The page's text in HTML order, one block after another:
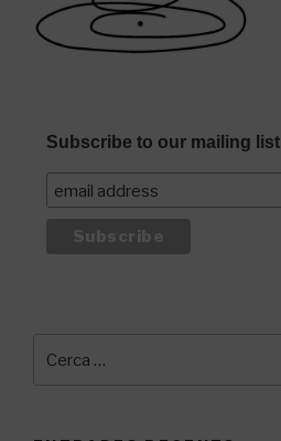
Subscribe to our mailing list